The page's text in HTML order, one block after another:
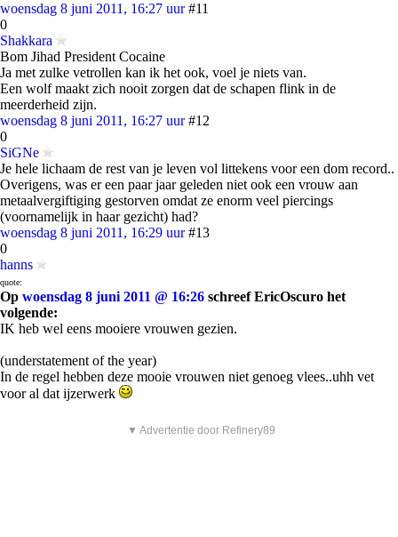
woensdag 8 juni 2011, 16:27 uur #11
0
Shakkara
Bom Jihad President Cocaine
Ja met zulke vetrollen kan ik het ook, voel je niets van.
Een wolf maakt zich nooit zorgen dat de schapen flink in de
meerderheid zijn.
woensdag 8 juni 2011, 16:27 uur #12
0
SiGNe
Je hele lichaam de rest van je leven vol littekens voor een dom record..
Overigens, was er een paar jaar geleden niet ook een vrouw aan
metaalvergiftiging gestorven omdat ze enorm veel piercings
(voornamelijk in haar gezicht) had?
woensdag 8 juni 2011, 16:29 uur #13
0
hanns
quote:
Op woensdag 8 juni 2011 @ 16:26 schreef EricOscuro het
volgende:
IK heb wel eens mooiere vrouwen gezien.
(understatement of the year)
In de regel hebben deze mooie vrouwen niet genoeg vlees..uhh vet
voor al dat ijzerwerk
▼ Advertentie door Refinery89